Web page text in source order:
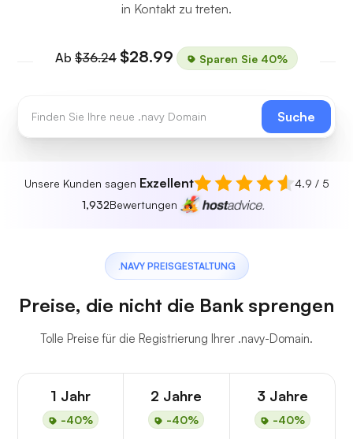
in Kontakt zu treten.
Ab $36.24 $28.99 Sparen Sie 40%
Suche
Unsere Kunden sagen Exzellent
4.9 / 5
1,932Bewertungen
.NAVY PREISGESTALTUNG
Preise, die nicht die Bank sprengen
Tolle Preise für die Registrierung Ihrer .navy-Domain.
1 Jahr
-40%
2 Jahre
-40%
3 Jahre
-40%